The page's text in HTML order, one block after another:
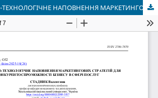
ІННОВАЦІЙНО-ТЕХНОЛОГІЧНЕ НАПОВНЕННЯ МАРКЕТИНГОВИХ СТРАТЕГІЙ ДЛЯ КОНКУРЕНТОСПРОМОЖНОСТІ БІЗНЕСУ В СФЕРІ ПОСЛУГ